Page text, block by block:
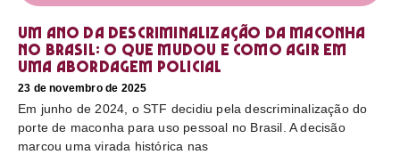
Um ano da descriminalização da maconha
no Brasil: o que mudou e como agir em
uma abordagem policial
23 de novembro de 2025
Em junho de 2024, o STF decidiu pela descriminalização do
porte de maconha para uso pessoal no Brasil. A decisão
marcou uma virada histórica nas